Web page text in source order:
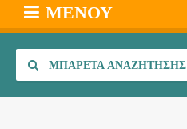
ΜΕΝΟΎ
ΜΠΑΡΈΤΑ ΑΝΑΖΉΤΗΣΗΣ